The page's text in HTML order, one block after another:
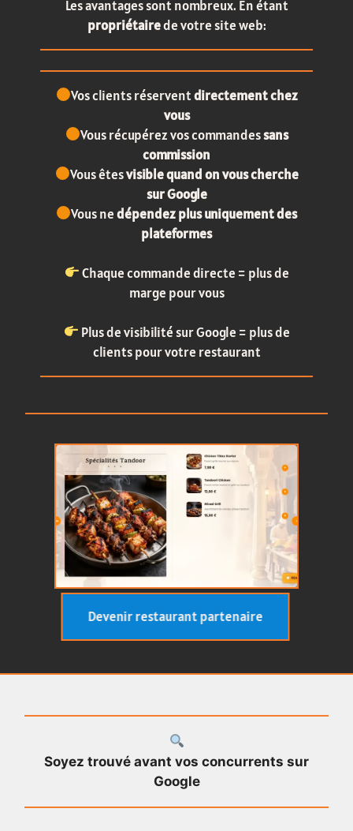
Les avantages sont nombreux. En étant
propriétairede votre site web:
Vos clients réserventdirectement chez
vous
Vous récupérez vos commandessans
commission
Vous êtesvisible quand on vous cherche
sur Google
Vous nedépendez plus uniquement des
plateformes
Chaque commande directe = plus de
marge pour vous
Plus de visibilité sur Google = plus de
clients pour votre restaurant
Devenir restaurant partenaire
Soyez trouvé avant vos concurrents sur
Google